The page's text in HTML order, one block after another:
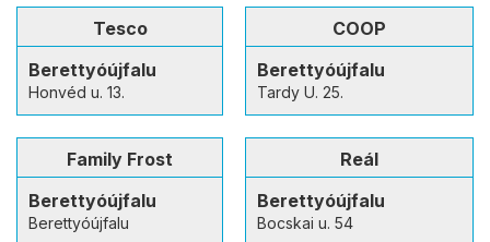
Tesco
Berettyóújfalu
Honvéd u. 13.
COOP
Berettyóújfalu
Tardy U. 25.
Family Frost
Berettyóújfalu
Berettyóújfalu
Reál
Berettyóújfalu
Bocskai u. 54